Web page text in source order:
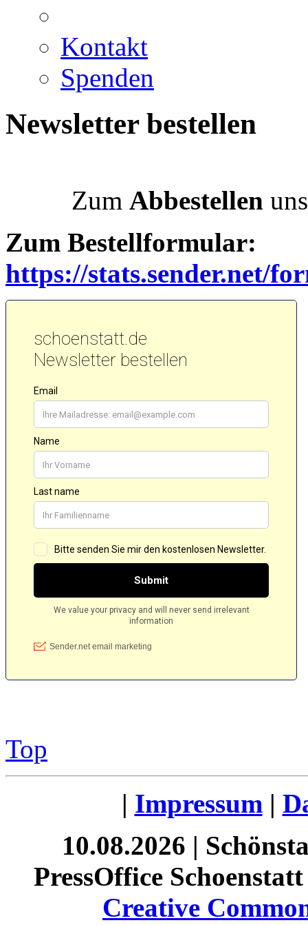
Kontakt
Spenden
Newsletter bestellen
Zum Abbestellen
Zum Bestellformular:
https://stats.sender.net/
Top
| Impressum|
10.08.2026 |
PressOffice
Creative